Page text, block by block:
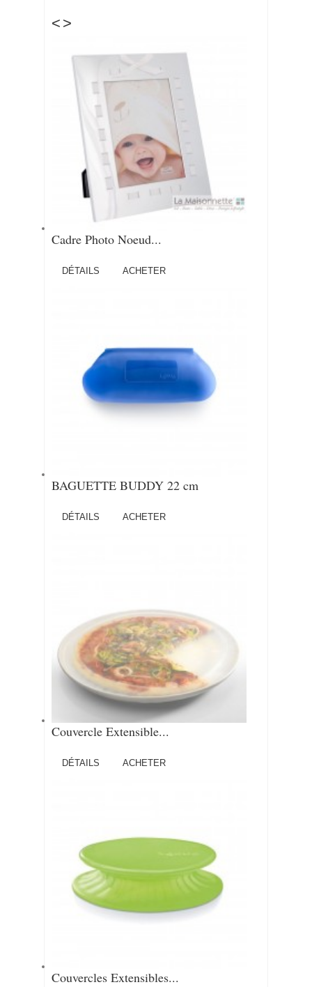
< >
Cadre Photo Noeud...
DÉTAILS ACHETER
BAGUETTE BUDDY 22 cm
DÉTAILS ACHETER
Couvercle Extensible...
DÉTAILS ACHETER
Couvercles Extensibles...